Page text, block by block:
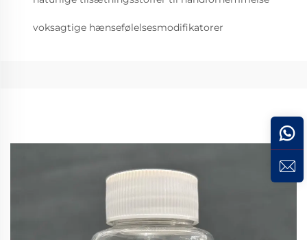
voksagtige hænsefølelsesmodifikatorer